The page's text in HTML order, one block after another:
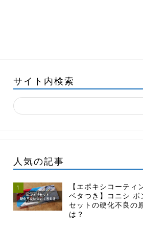
サイト内検索
人気の記事
1
【エポキシコーティ
ベタつき】コニシ ボ
セットの硬化不良の
は？